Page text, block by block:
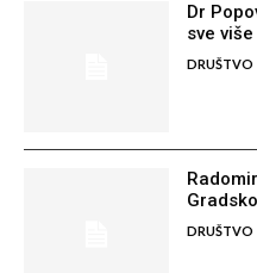
Dr
sve
DRUŠTVO
DRUŠTVO